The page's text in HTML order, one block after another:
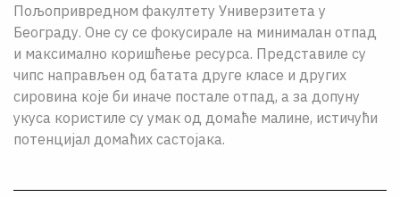
Пољопривредном факултету Универзитета у
Београду. Оне су се фокусирале на минималан отпад
и максимално коришћење ресурса. Представиле су
чипс направљен од батата друге класе и других
сировина које би иначе постале отпад, а за допуну
укуса користиле су умак од домаће малине, истичући
потенцијал домаћих састојака.